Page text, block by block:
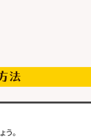
。